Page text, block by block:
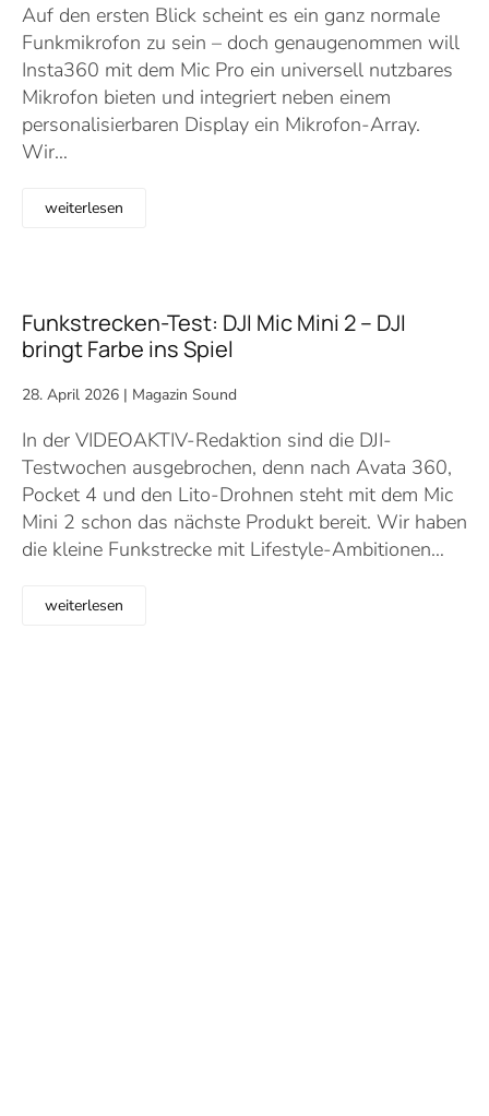
Auf den ersten Blick scheint es ein ganz normale
Funkmikrofon zu sein – doch genaugenommen will
Insta360 mit dem Mic Pro ein universell nutzbares
Mikrofon bieten und integriert neben einem
personalisierbaren Display ein Mikrofon-Array.
Wir…
weiterlesen
Funkstrecken-Test: DJI Mic Mini 2 – DJI
bringt Farbe ins Spiel
28. April 2026 | Magazin Sound
In der VIDEOAKTIV-Redaktion sind die DJI-
Testwochen ausgebrochen, denn nach Avata 360,
Pocket 4 und den Lito-Drohnen steht mit dem Mic
Mini 2 schon das nächste Produkt bereit. Wir haben
die kleine Funkstrecke mit Lifestyle-Ambitionen…
weiterlesen